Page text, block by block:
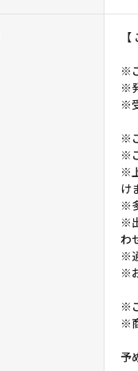
※
※
※
※
※
※
け
※
※
わ
※
※
※
※
予